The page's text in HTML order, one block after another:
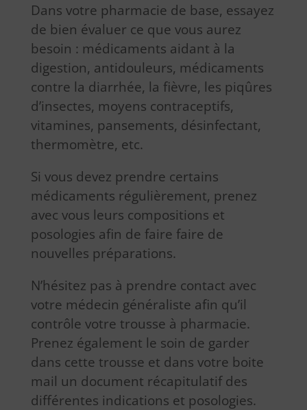
Dans votre pharmacie de base, essayez
de bien évaluer ce que vous aurez
besoin : médicaments aidant à la
digestion, antidouleurs, médicaments
contre la diarrhée, la fièvre, les piqûres
d’insectes, moyens contraceptifs,
vitamines, pansements, désinfectant,
thermomètre, etc.
Si vous devez prendre certains
médicaments régulièrement, prenez
avec vous leurs compositions et
posologies afin de faire faire de
nouvelles préparations.
N’hésitez pas à prendre contact avec
votre médecin généraliste afin qu’il
contrôle votre trousse à pharmacie.
Prenez également le soin de garder
dans cette trousse et dans votre boite
mail un document récapitulatif des
différentes indications et posologies.